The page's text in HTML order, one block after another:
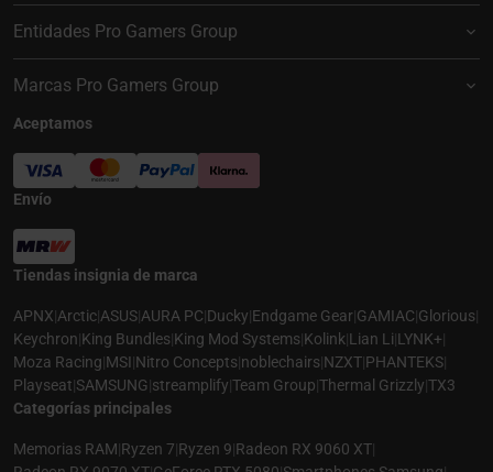
Entidades Pro Gamers Group
Marcas Pro Gamers Group
Aceptamos
Envío
Tiendas insignia de marca
APNX|Arctic|ASUS|AURA PC|Ducky|Endgame Gear|GAMIAC|Glorious|
Keychron|King Bundles|King Mod Systems|Kolink|Lian Li|LYNK+|
Moza Racing|MSI|Nitro Concepts|noblechairs|NZXT|PHANTEKS|
Playseat|SAMSUNG|streamplify|Team Group|Thermal Grizzly|TX3
Categorías principales
Memorias RAM|Ryzen 7|Ryzen 9|Radeon RX 9060 XT|